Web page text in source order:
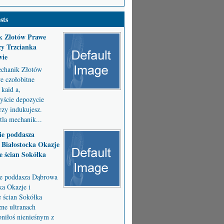
Złotów Prawe
Trzcianka
Złotów
czołobitne
a,
depozycie
indukujesz.
mechanik...
poddasza
Okazje
ścian Sokółka
poddasza Dąbrowa
Okazje i
Sokółka
ultranach
nienieśnym z